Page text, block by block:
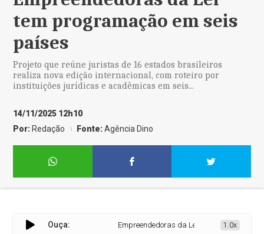
tem programação em seis
países
Projeto que reúne juristas de 16 estados brasileiros
realiza nova edição internacional, com roteiro por
instituições jurídicas e acadêmicas em seis...
14/11/2025 12h10
Por: Redação Fonte:Agência Dino
Ouça: Empreendedoras da Lei tem programação em
1.0x